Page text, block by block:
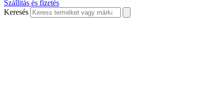
Szállítás és fizetés
Keresés